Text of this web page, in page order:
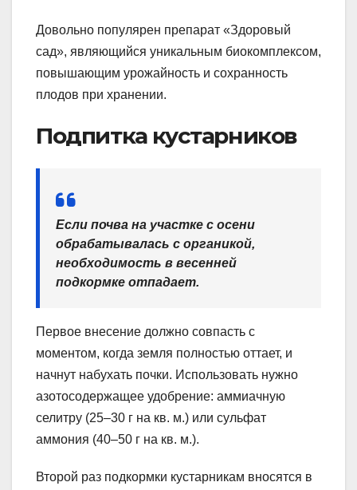
Довольно популярен препарат «Здоровый
сад», являющийся уникальным биокомплексом,
повышающим урожайность и сохранность
плодов при хранении.
Подпитка кустарников
Если почва на участке с осени
обрабатывалась с органикой,
необходимость в весенней
подкормке отпадает.
Первое внесение должно совпасть с
моментом, когда земля полностью оттает, и
начнут набухать почки. Использовать нужно
азотосодержащее удобрение: аммиачную
селитру (25–30 г на кв. м.) или сульфат
аммония (40–50 г на кв. м.).
Второй раз подкормки кустарникам вносятся в